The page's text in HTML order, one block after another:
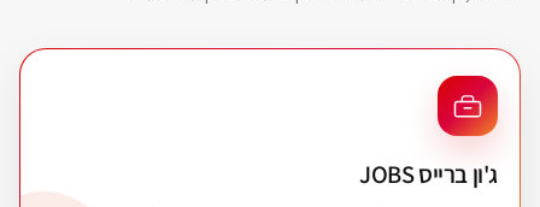
ג'ון ברייס JOBS